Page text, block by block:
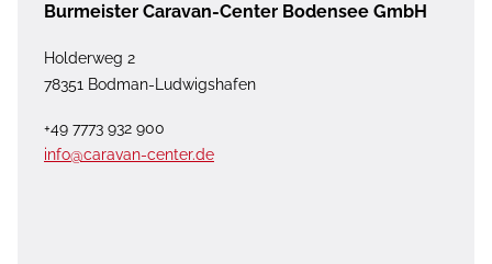
Burmeister Caravan-Center Bodensee GmbH
Holderweg 2
78351 Bodman-Ludwigshafen
+49 7773 932 900
info@caravan-center.de